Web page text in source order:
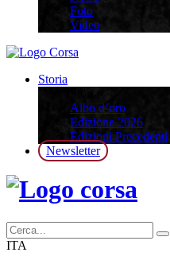
Foto
Video
Storia
Albo d’oro
Edizione 2026
Edizioni Precedenti
Newsletter
ITA